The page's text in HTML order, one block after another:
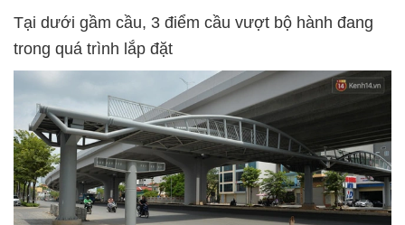
Tại dưới gầm cầu, 3 điểm cầu vượt bộ hành đang
trong quá trình lắp đặt